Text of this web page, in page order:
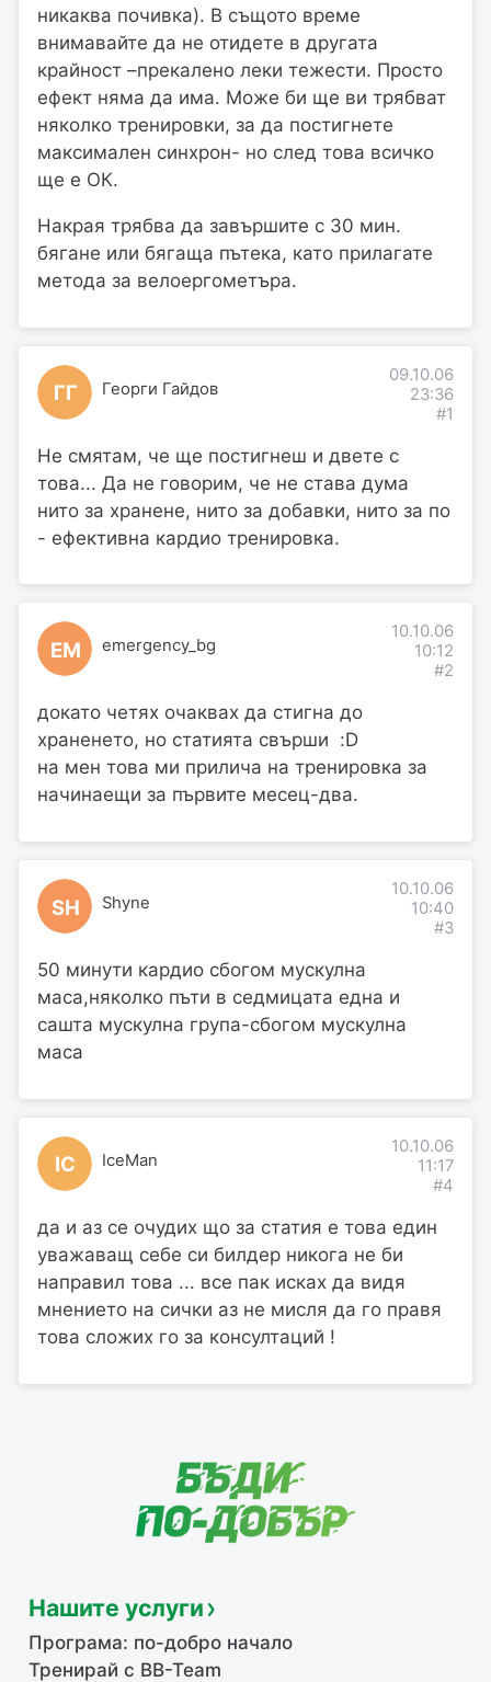
никаква почивка). В същото време
внимавайте да не отидете в другата
крайност –прекалено леки тежести. Просто
ефект няма да има. Може би ще ви трябват
няколко тренировки, за да постигнете
максимален синхрон- но след това всичко
ще е ОК.
Накрая трябва да завършите с 30 мин.
бягане или бягаща пътека, като прилагате
метода за велоергометъра.
ГГ Георги Гайдов
09.10.06
23:36
#1
Не смятам, че ще постигнеш и двете с
това... Да не говорим, че не става дума
нито за хранене, нито за добавки, нито за по
- ефективна кардио тренировка.
EM emergency_bg
10.10.06
10:12
#2
докато четях очаквах да стигна до
храненето, но статията свърши :D
на мен това ми прилича на тренировка за
начинаещи за първите месец-два.
SH Shyne
10.10.06
10:40
#3
50 минути кардио сбогом мускулна
маса,няколко пъти в седмицата една и
сашта мускулна група-сбогом мускулна
маса
IC IceMan
10.10.06
11:17
#4
да и аз се очудих що за статия е това един
уважаващ себе си билдер никога не би
направил това ... все пак исках да видя
мнението на сички аз не мисля да го правя
това сложих го за консултаций !
Нашите услуги
Програма: по-добро начало
Тренирай с BB-Team